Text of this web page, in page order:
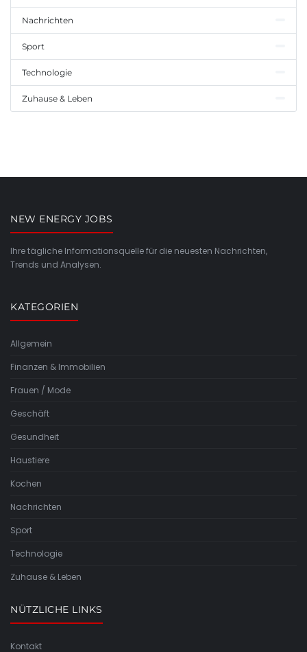
Nachrichten
Sport
Technologie
Zuhause & Leben
NEW ENERGY JOBS
Ihre tägliche Informationsquelle für die neuesten Nachrichten,
Trends und Analysen.
KATEGORIEN
Allgemein
Finanzen & Immobilien
Frauen / Mode
Geschäft
Gesundheit
Haustiere
Kochen
Nachrichten
Sport
Technologie
Zuhause & Leben
NÜTZLICHE LINKS
Kontakt